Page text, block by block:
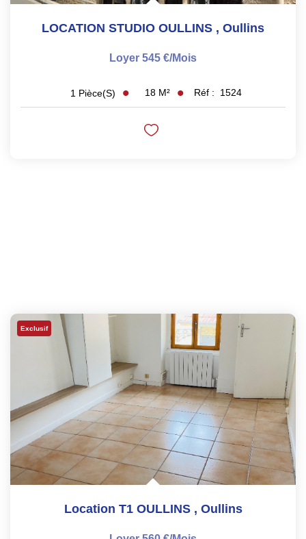
LOCATION STUDIO OULLINS , Oullins
Loyer 545 €/mois
1 Pièce(s) 18 M² Réf : 1524
Exclusif
Location T1 OULLINS , Oullins